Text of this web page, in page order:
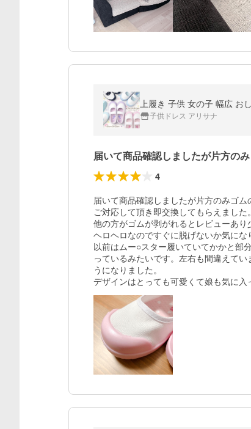
上履き 子供 女の子 幅広 お
子供ドレス アリサナ
届いて商品確認しましたが片方の
4
届いて商品確認しましたが片方のみゴ
ご対応して頂き即交換してもらえました。
他の方がゴムが剥がれるとレビューあ
ヘロヘロなのですぐに脱げないか気にな
以前はムー○スター履いていてかかと部
っているみたいです。左右も間違えて
うになりました。
デザインはとっても可愛くて娘も気に入